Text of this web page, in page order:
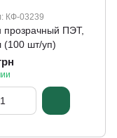
КФ-03239
прозрачный ПЭТ,
(100 шт/уп)